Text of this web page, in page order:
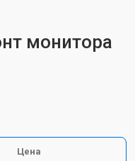
монитора
Цена